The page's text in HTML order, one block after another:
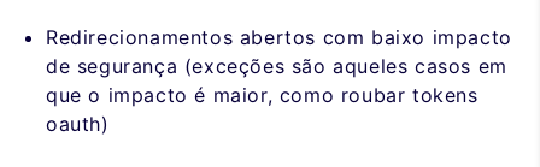
Redirecionamentos abertos com baixo impacto
de segurança (exceções são aqueles casos em
que o impacto é maior, como roubar tokens
oauth)